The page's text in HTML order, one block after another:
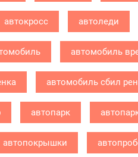
автокросс автоледи
автомобиль
автомобиль сбил
автопарк
автопокрышки